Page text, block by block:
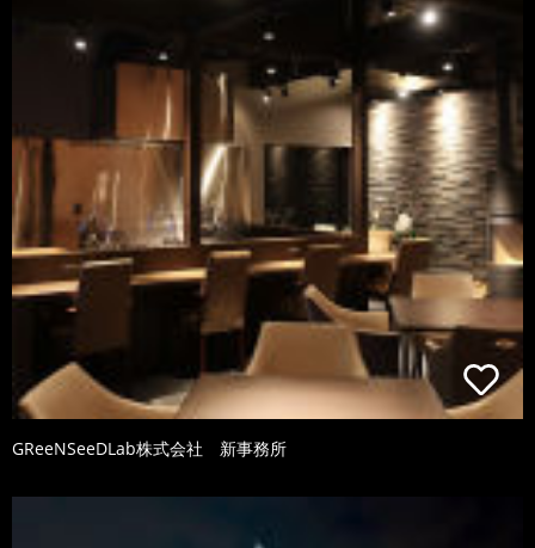
GReeNSeeDLab株式会社 新事務所